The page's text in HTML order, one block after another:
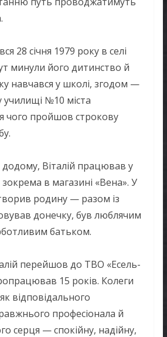
28 січня 1979 року в селі
минули його дитинство й
навчався у школі, згодом —
училищі №10 міста
чого пройшов строкову
Віталій працював у
зокрема в магазині «Вена». У
родину — разом із
донечку, був люблячим
батьком.
перейшов до ТВО «Есель-
15 років. Колеги
відповідального
професіонала й
серця — спокійну, надійну,